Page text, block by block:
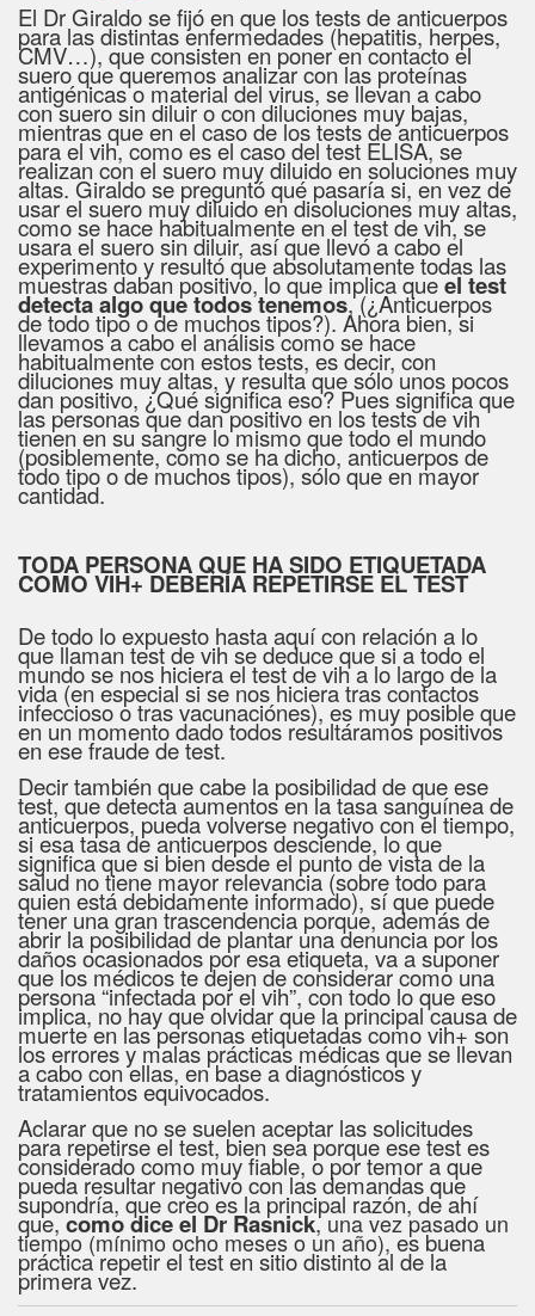
El Dr Giraldo se fijó en que los tests de anticuerpos
para las distintas enfermedades (hepatitis, herpes,
CMV…), que consisten en poner en contacto el
suero que queremos analizar con las proteínas
antigénicas o material del virus, se llevan a cabo
con suero sin diluir o con diluciones muy bajas,
mientras que en el caso de los tests de anticuerpos
para el vih, como es el caso del test ELISA, se
realizan con el suero muy diluido en soluciones muy
altas. Giraldo se preguntó qué pasaría si, en vez de
usar el suero muy diluido en disoluciones muy altas,
como se hace habitualmente en el test de vih, se
usara el suero sin diluir, así que llevó a cabo el
experimento y resultó que absolutamente todas las
muestras daban positivo, lo que implica queel test
detecta algo que todos tenemos, (¿Anticuerpos
de todo tipo o de muchos tipos?). Ahora bien, si
llevamos a cabo el análisis como se hace
habitualmente con estos tests, es decir, con
diluciones muy altas, y resulta que sólo unos pocos
dan positivo, ¿Qué significa eso? Pues significa que
las personas que dan positivo en los tests de vih
tienen en su sangre lo mismo que todo el mundo
(posiblemente, como se ha dicho, anticuerpos de
todo tipo o de muchos tipos), sólo que en mayor
cantidad.
TODA PERSONA QUE HA SIDO ETIQUETADA
COMO VIH+ DEBERÍA REPETIRSE EL TEST
De todo lo expuesto hasta aquí con relación a lo
que llaman test de vih se deduce que si a todo el
mundo se nos hiciera el test de vih a lo largo de la
vida (en especial si se nos hiciera tras contactos
infeccioso o tras vacunaciónes), es muy posible que
en un momento dado todos resultáramos positivos
en ese fraude de test.
Decir también que cabe la posibilidad de que ese
test, que detecta aumentos en la tasa sanguínea de
anticuerpos, pueda volverse negativo con el tiempo,
si esa tasa de anticuerpos desciende, lo que
significa que si bien desde el punto de vista de la
salud no tiene mayor relevancia (sobre todo para
quien está debidamente informado), sí que puede
tener una gran trascendencia porque, además de
abrir la posibilidad de plantar una denuncia por los
daños ocasionados por esa etiqueta, va a suponer
que los médicos te dejen de considerar como una
persona “infectada por el vih”, con todo lo que eso
implica, no hay que olvidar que la principal causa de
muerte en las personas etiquetadas como vih+ son
los errores y malas prácticas médicas que se llevan
a cabo con ellas, en base a diagnósticos y
tratamientos equivocados.
Aclarar que no se suelen aceptar las solicitudes
para repetirse el test, bien sea porque ese test es
considerado como muy fiable, o por temor a que
pueda resultar negativo con las demandas que
supondría, que creo es la principal razón, de ahí
que,como dice el Dr Rasnick,una vez pasado un
tiempo (mínimo ocho meses o un año),es buena
práctica repetir el test en sitio distinto al de la
primera vez.